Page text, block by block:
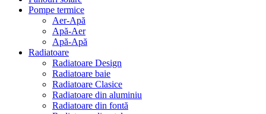
Pompe termice
Aer-Apă
Apă-Aer
Apă-Apă
Radiatoare
Radiatoare Design
Radiatoare baie
Radiatoare Clasice
Radiatoare din aluminiu
Radiatoare din fontă